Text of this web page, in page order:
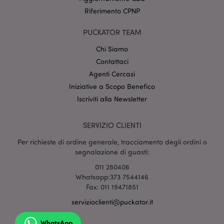
Riferimento CPNP
PUCKATOR TEAM
Chi Siamo
Contattaci
Agenti Cercasi
Iniziative a Scopo Benefico
Iscriviti alla Newsletter
SERVIZIO CLIENTI
Per richieste di ordine generale, tracciamento degli ordini o
segnalazione di guasti:
011 280406
Whatsapp:373 7544146
Fax: 011 19471851
servizioclienti@puckator.it
CookieScriptConsent
www.puckator.it
mage-cache-sessid